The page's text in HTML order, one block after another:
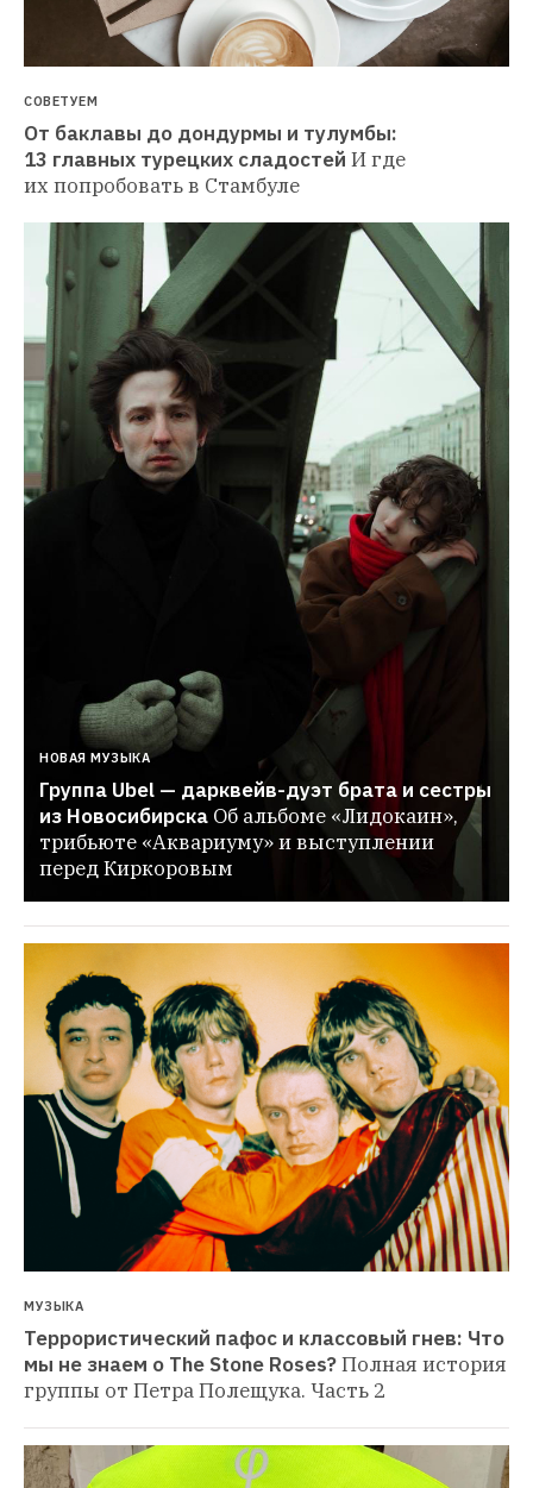
СОВЕТУЕМ
От баклавы до дондурмы и тулумбы:
13 главных турецких сладостей И где
их попробовать в Стамбуле
НОВАЯ МУЗЫКА
Группа Ubel — дарквейв-дуэт брата и сестры
из Новосибирска Об альбоме «Лидокаин»,
трибьюте «Аквариуму» и выступлении
перед Киркоровым
МУЗЫКА
Террористический пафос и классовый гнев: Что
мы не знаем о The Stone Roses?Полная история
группы от Петра Полещука. Часть 2